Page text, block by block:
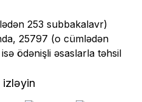
253 subbakalavr)
25797 (o cümlədən
ödənişli əsaslarla təhsil
izləyin